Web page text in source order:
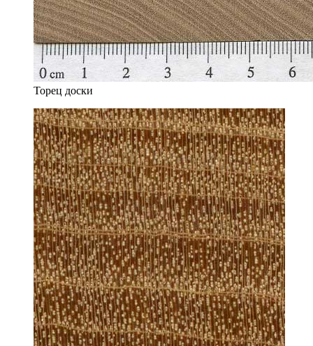
Торец доски